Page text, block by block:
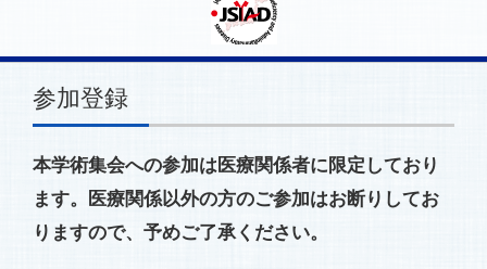
参加登録
本学術集会への参加は医療関係者に限定しており
ます。医療関係以外の方のご参加はお断りしてお
りますので、予めご了承ください。